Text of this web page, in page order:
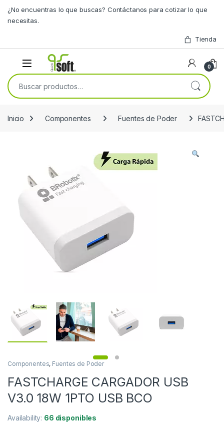
¿No encuentras lo que buscas? Contáctanos para cotizar lo que
necesitas.
Tienda
0
Buscar por:
Inicio Componentes Fuentes de Poder
Componentes, Fuentes de Poder
FASTCHARGE CARGADOR USB
V3.0 18W 1PTO USB BCO
Availability: 66 disponibles